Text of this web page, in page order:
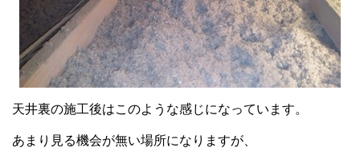
天井裏の施工後はこのような感じになっています。
あまり見る機会が無い場所になりますが、